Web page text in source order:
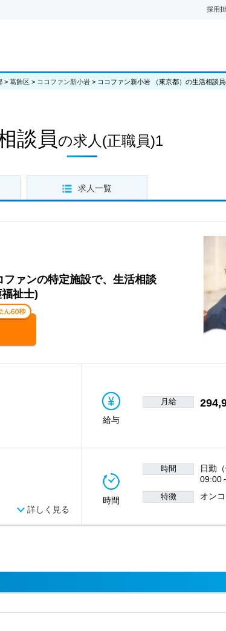
採用
> 葛飾区 > ココファン新小岩 > ココファン新小岩 （東京都）の生活相談
談員 の求人 (正職員)1
求人一覧
ファンの特定施設で、生活相談
祉士)
給与
月給
詳しく見る
時間
時間
日勤
09:00
特徴 オン